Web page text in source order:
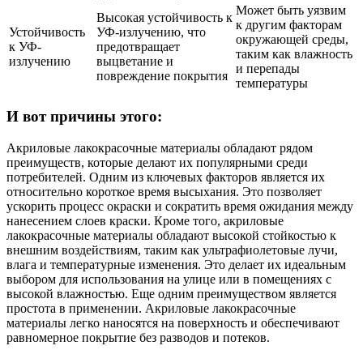
Устойчивость
к УФ-
излучению
Высокая устойчивость к
УФ-излучению, что
предотвращает
выцветание и
повреждение покрытия
Может быть уязвим
к другим факторам
окружающей среды,
таким как влажность
и перепады
температуры
И вот причины этого:
Акриловые лакокрасочные материалы обладают рядом
преимуществ, которые делают их популярными среди
потребителей. Одним из ключевых факторов является их
относительно короткое время высыхания. Это позволяет
ускорить процесс окраски и сократить время ожидания между
нанесением слоев краски. Кроме того, акриловые
лакокрасочные материалы обладают высокой стойкостью к
внешним воздействиям, таким как ультрафиолетовые лучи,
влага и температурные изменения. Это делает их идеальным
выбором для использования на улице или в помещениях с
высокой влажностью. Еще одним преимуществом является
простота в применении. Акриловые лакокрасочные
материалы легко наносятся на поверхность и обеспечивают
равномерное покрытие без разводов и потеков.